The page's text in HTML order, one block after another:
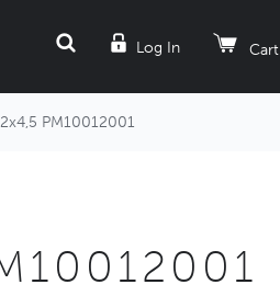
Log In Cart
SEARCH
PM10012001